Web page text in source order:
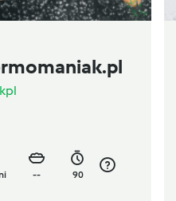
-- 90